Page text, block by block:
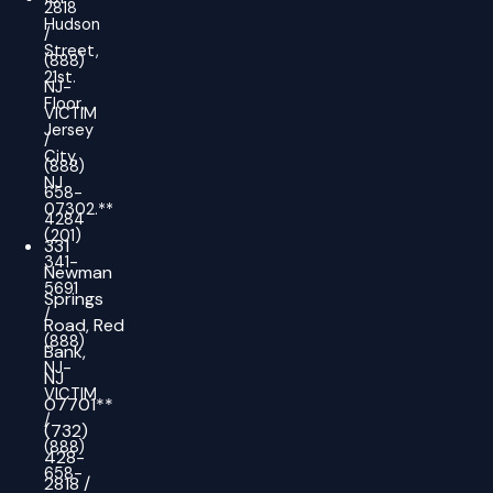
Hudson
Street,
21st.
Floor,
Jersey
City,
NJ
07302.**
(201)
341-
5691
/
(888)
NJ-
VICTIM
/
(888)
658-
2818
/
(888)
NJ-
VICTIM
/
(888)
658-
4284
331
Newman
Springs
Road,Red
Bank,
NJ
07701**
(732)
428-
2818/